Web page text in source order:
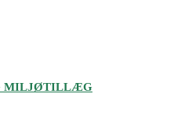
MILJØTILLÆG